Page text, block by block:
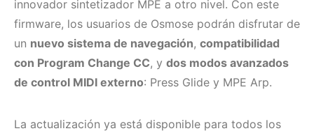
innovador sintetizador MPE a otro nivel. Con este
firmware, los usuarios de Osmose podrán disfrutar de
un nuevo sistema de navegación, compatibilidad
con Program Change CC, y dos modos avanzados
de control MIDI externo: Press Glide y MPE Arp.
La actualización ya está disponible para todos los